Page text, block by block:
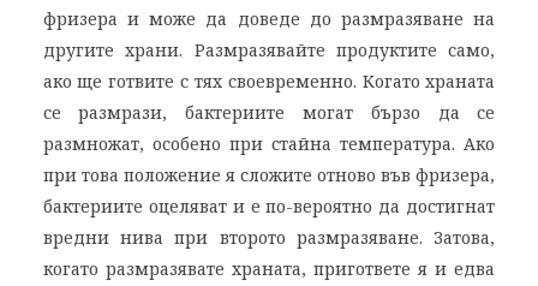
фризера и може да доведе до размразяване на
другите храни. Размразявайте продуктите само,
ако ще готвите с тях своевременно. Когато храната
се размрази, бактериите могат бързо да се
размножат, особено при стайна температура. Ако
при това положение я сложите отново във фризера,
бактериите оцеляват и е по-вероятно да достигнат
вредни нива при второто размразяване. Затова,
когато размразявате храната, пригответе я и едва